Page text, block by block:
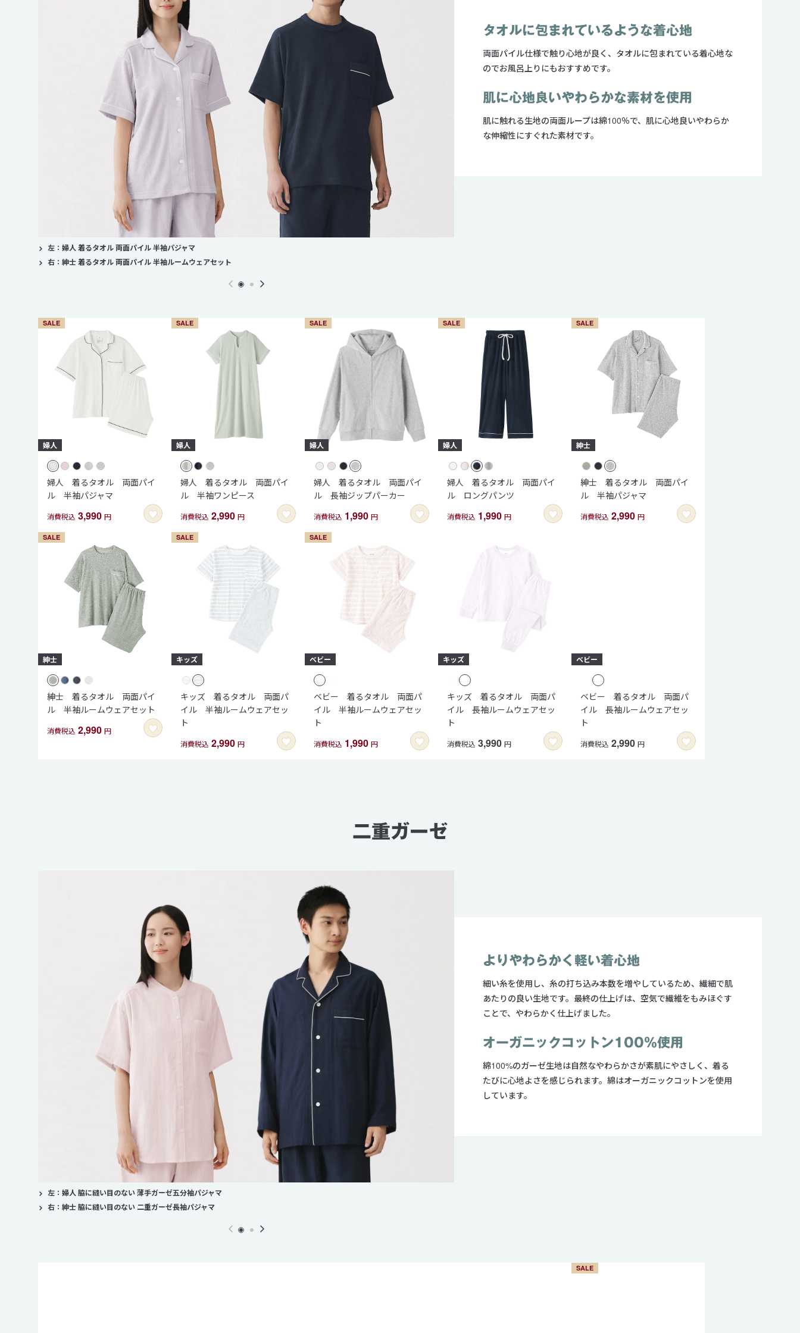
左：婦人 着るタオル 両面パイル 半袖パジャマ
右：紳士 着るタオル 両面パイル 半袖ルームウェアセット
タオルに包まれているような着心地
両面パイル仕様で触り心地が良く、タオルに包まれている着心地な
のでお風呂上りにもおすすめです。
肌に心地良いやわらかな素材を使用
肌に触れる生地の両面ループは綿100％で、肌に心地良いやわらか
な伸縮性にすぐれた素材です。
SALE
婦人 着るタオル 両面パイ
ル 半袖パジャマ
消費税込 3,990 円
SALE
婦人 着るタオル 両面パイ
ル 半袖ワンピース
消費税込 2,990 円
SALE
婦人 着るタオル 両面パイ
ル 長袖ジップパーカー
消費税込 1,990 円
SALE
婦人 着るタオル 両面パイ
ル ロングパンツ
消費税込 1,990 円
SALE
紳士 着るタオル 両面パイ
ル 半袖パジャマ
消費税込 2,990 円
SALE
紳士 着るタオル 両面パイ
ル 半袖ルームウェアセット
消費税込 2,990 円
SALE
キッズ 着るタオル 両面パ
イル 半袖ルームウェアセッ
ト
消費税込 2,990 円
SALE
ベビー 着るタオル 両面パ
イル 半袖ルームウェアセッ
ト
消費税込 1,990 円
キッズ 着るタオル 両面パ
イル 長袖ルームウェアセッ
ト
消費税込 3,990 円
ベビー 着るタオル 両面パ
イル 長袖ルームウェアセッ
ト
消費税込 2,990 円
二重ガーゼ
左：婦人 脇に縫い目のない 薄手ガーゼ五分袖パジャマ
右：紳士 脇に縫い目のない 二重ガーゼ長袖パジャマ
よりやわらかく軽い着心地
細い糸を使用し、糸の打ち込み本数を増やしているため、繊細で肌
あたりの良い生地です。最終の仕上げは、空気で繊維をもみほぐす
ことで、やわらかく仕上げました。
オーガニックコットン100％使用
綿100%のガーゼ生地は自然なやわらかさが素肌にやさしく、着る
たびに心地よさを感じられます。綿はオーガニックコットンを使用
しています。
SALE